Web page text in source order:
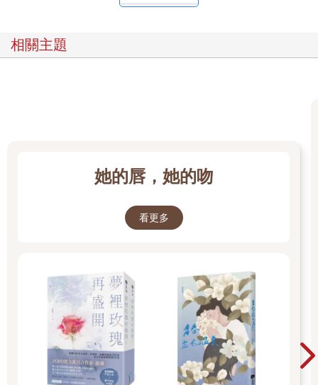
假設性問題，其一常見的話題就是「如果能回到人生某個時期，
竟也撐到了午休，我趁空檔時在色紙寫下：「媽媽，我今天只有
為什麼總是被老師形容笑咪咪的孩子，會在上學幾年後突然潰
堤？曾有韓國心理師形容「女兒是吸收媽媽情緒長大的」，若是
圍坐在地上上課，卻從來沒有因為這些事被責罵，每次被老師寫
聯絡簿，媽媽都會溫柔地聽我的理由。再大一點時也是如此，我
在國中午休時偷看盧春如寫的《上帝的黑名單》，因書中記錄了
連續殺人犯的犯罪實錄，被老師認為思想不正常，媽媽依然相信
我說的話，問我希望怎麼回覆老師，她照做：「此書在探討犯罪
心理學，依玲從小就喜愛心理學相關書籍，請老師不用擔心。」
除了那份溫柔，我也想起媽媽後來常和我說：「對不起，遷怒你
相關主題
她的唇，她的吻
看更多